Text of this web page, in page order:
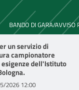
BANDO DI GARA/AVVISO
un servizio di
campionatore
dell'Istituto
2026 12:00